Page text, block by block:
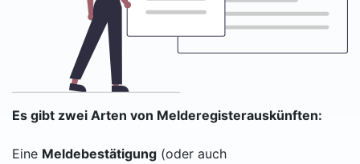
Es gibt zwei Arten von Melderegisterauskünften:
Eine Meldebestätigung (oder auch